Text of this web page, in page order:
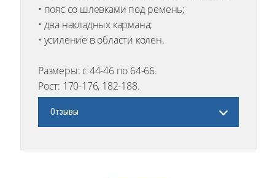
• пояс со шлевками под ремень;
• два накладных кармана;
• усиление в области колен.
Размеры: с 44-46 по 64-66.
Рост: 170-176, 182-188.
Отзывы